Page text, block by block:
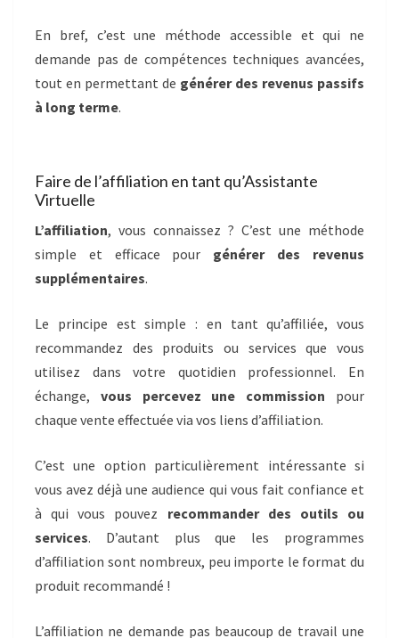
En bref, c’est une méthode accessible et qui ne
demande pas de compétences techniques avancées,
tout en permettant de générer des revenus passifs
à long terme.
Faire de l’affiliation en tant qu’Assistante
Virtuelle
L’affiliation, vous connaissez ? C’est une méthode
simple et efficace pour générer des revenus
supplémentaires.
Le principe est simple : en tant qu’affiliée, vous
recommandez des produits ou services que vous
utilisez dans votre quotidien professionnel. En
échange, vous percevez une commission pour
chaque vente effectuée via vos liens d’affiliation.
C’est une option particulièrement intéressante si
vous avez déjà une audience qui vous fait confiance et
à qui vous pouvez recommander des outils ou
services. D’autant plus que les programmes
d’affiliation sont nombreux, peu importe le format du
produit recommandé !
L’affiliation ne demande pas beaucoup de travail une